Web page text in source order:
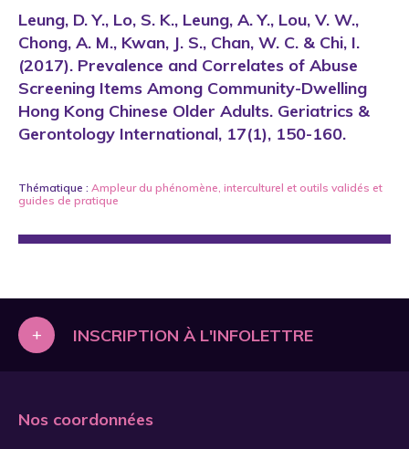
Leung, D. Y., Lo, S. K., Leung, A. Y., Lou, V. W.,
Chong, A. M., Kwan, J. S., Chan, W. C. & Chi, I.
(2017). Prevalence and Correlates of Abuse
Screening Items Among Community-Dwelling
Hong Kong Chinese Older Adults. Geriatrics &
Gerontology International, 17(1), 150-160.
Thématique : Ampleur du phénomène, interculturel et outils validés et
guides de pratique
+ INSCRIPTION À L'INFOLETTRE
Nos coordonnées